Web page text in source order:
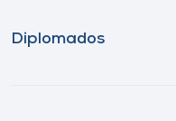
Diplomados